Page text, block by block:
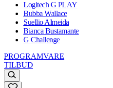
Logitech G PLAY
Bubba Wallace
Suellio Almeida
Bianca Bustamante
G Challenge
PROGRAMVARE
TILBUD